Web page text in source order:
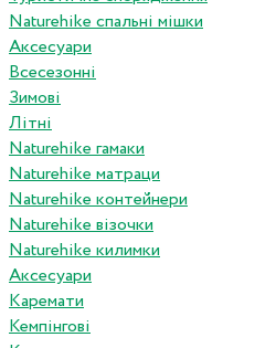
Naturehike спальні мішки
Аксесуари
Всесезонні
Зимові
Літні
Naturehike гамаки
Naturehike матраци
Naturehike контейнери
Naturehike візочки
Naturehike килимки
Аксесуари
Каремати
Кемпінгові